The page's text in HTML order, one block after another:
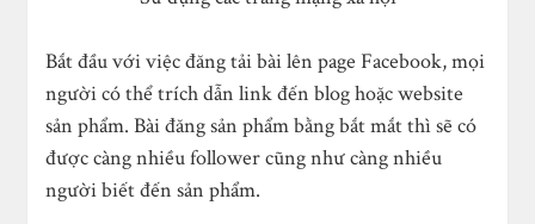
Bắt đầu với việc đăng tải bài lên page Facebook, mọi
người có thể trích dẫn link đến blog hoặc website
sản phẩm. Bài đăng sản phẩm bằng bắt mắt thì sẽ có
được càng nhiều follower cũng như càng nhiều
người biết đến sản phẩm.